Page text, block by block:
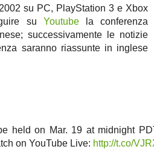
su PC, PlayStation 3 e Xbox
su Youtubela conferenza
successivamente le notizie
saranno riassunte in inglese
held on Mar. 19 at midnight
on YouTube Live: http://t.co/